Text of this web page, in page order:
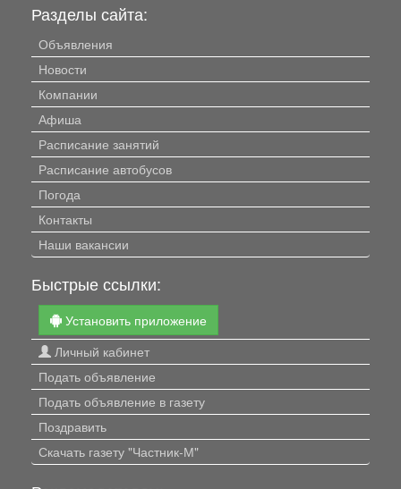
Разделы сайта:
Объявления
Новости
Компании
Афиша
Расписание занятий
Расписание автобусов
Погода
Контакты
Наши вакансии
Быстрые ссылки:
Установить приложение
Личный кабинет
Подать объявление
Подать объявление в газету
Поздравить
Скачать газету "Частник-М"